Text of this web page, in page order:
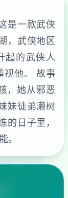
是一款武侠
，武侠地区
起的武侠人
视他。 故事
，她从邪恶
妹徒弟濑树
的日子里，
。